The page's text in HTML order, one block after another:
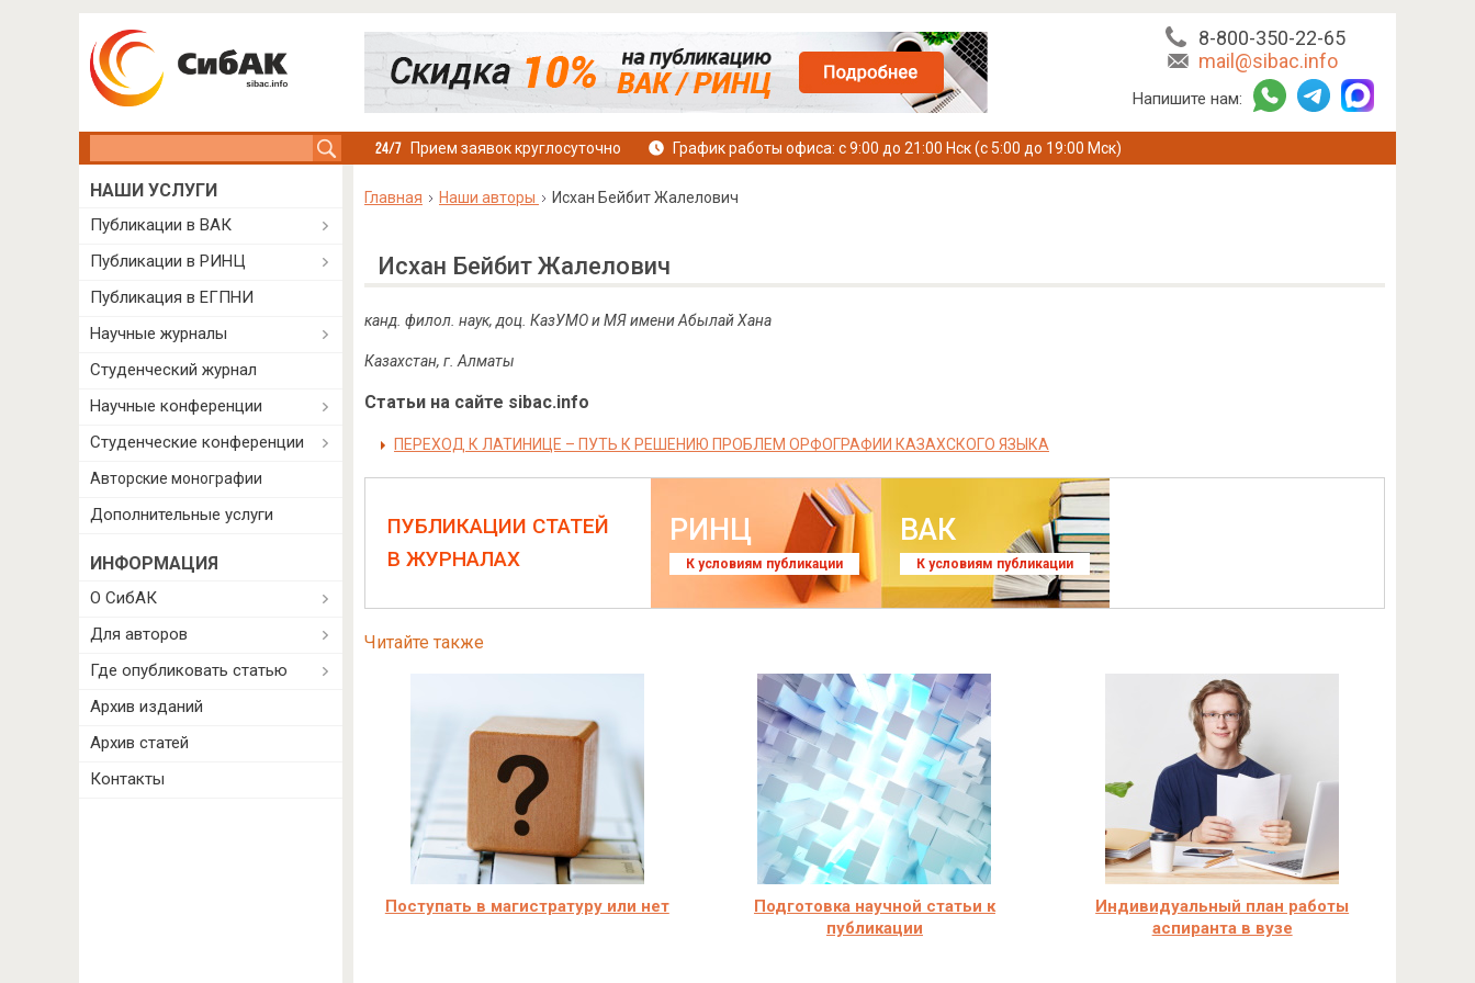
8-800-350-22-65
mail@sibac.info
Напишите нам:
Прием заявок круглосуточно График работы офиса: с 9:00 до 21:00 Нск (с 5:00 до 19:00 Мск)
Главная Наши авторы Исхан Бейбит Жалелович
Исхан Бейбит Жалелович
канд. филол. наук, доц. КазУМО и МЯ имени Абылай Хана
Казахстан, г. Алматы
Статьи на сайте sibac.info
ПЕРЕХОД К ЛАТИНИЦЕ – ПУТЬ К РЕШЕНИЮ ПРОБЛЕМ ОРФОГРАФИИ КАЗАХСКОГО ЯЗЫКА
ПУБЛИКАЦИИ СТАТЕЙ
В ЖУРНАЛАХ
РИНЦ
К условиям публикации
ВАК
К условиям публикации
Читайте также
Поступать в магистратуру или нет
Подготовка научной статьи к
публикации
Индивидуальный план работы
аспиранта в вузе
НАШИ УСЛУГИ
Публикации в ВАК
Публикации в РИНЦ
Публикация в ЕГПНИ
Научные журналы
Студенческий журнал
Научные конференции
Студенческие конференции
Авторские монографии
Дополнительные услуги
ИНФОРМАЦИЯ
О СибАК
Для авторов
Где опубликовать статью
Архив изданий
Архив статей
Контакты